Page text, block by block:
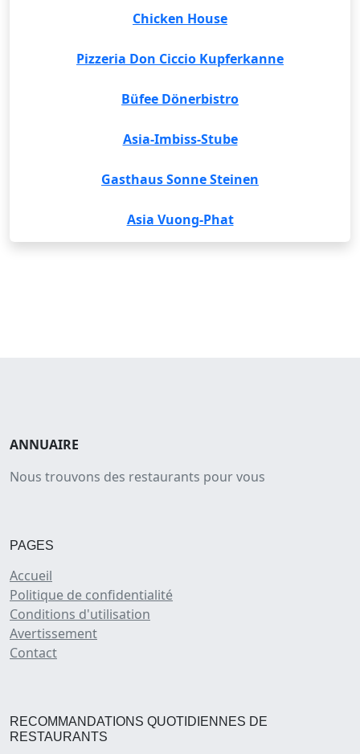
Chicken House
Pizzeria Don Ciccio Kupferkanne
Büfee Dönerbistro
Asia-Imbiss-Stube
Gasthaus Sonne Steinen
Asia Vuong-Phat
ANNUAIRE
Nous trouvons des restaurants pour vous
PAGES
Accueil
Politique de confidentialité
Conditions d'utilisation
Avertissement
Contact
RECOMMANDATIONS QUOTIDIENNES DE
RESTAURANTS